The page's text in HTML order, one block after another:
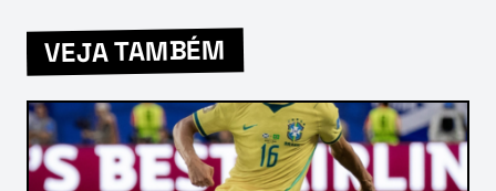
VEJA TAMBÉM